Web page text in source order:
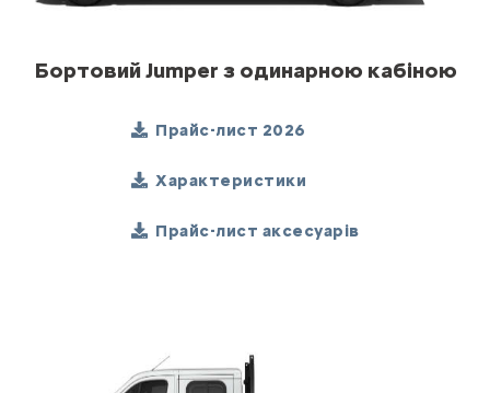
Бортовий Jumper з одинарною кабіною
Прайс-лист 2026
Характеристики
Прайс-лист аксесуарів